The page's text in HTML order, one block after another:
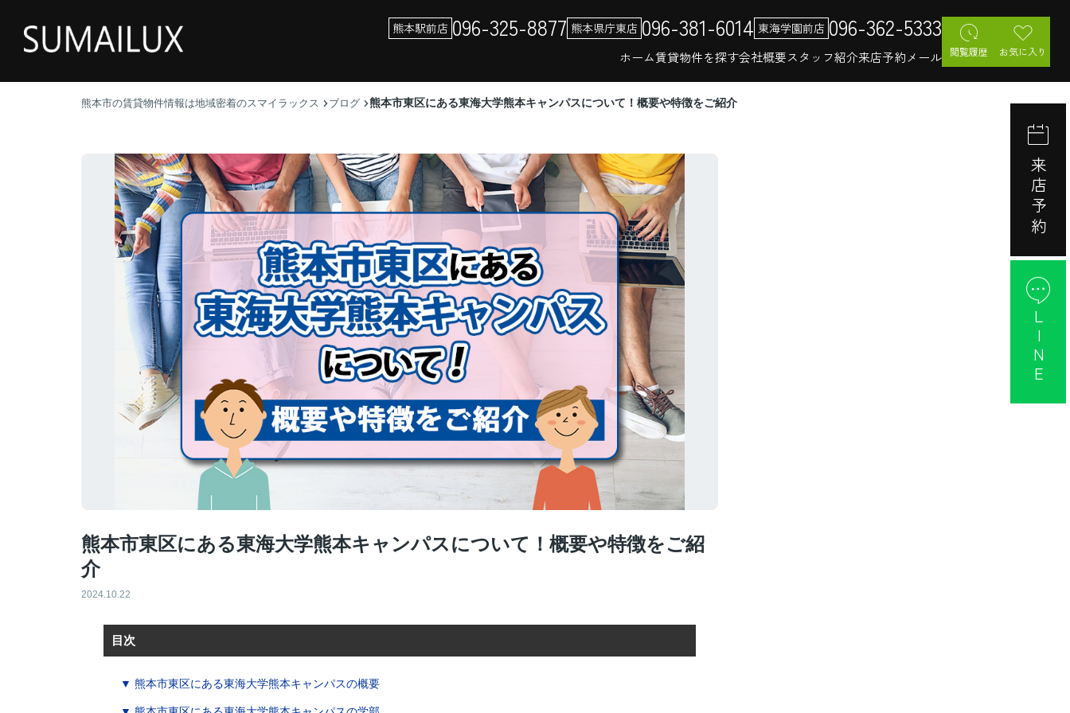
熊本駅前店 096-325-8877 熊本県庁東店 096-381-6014 東海学園前店 096-362-5333
ホーム賃貸物件を探す会社概要スタッフ紹介来店予約メール 閲覧履歴 お気に入り
熊本市の賃貸物件情報は地域密着のスマイラックス ブログ 熊本市東区にある東海大学熊本キャンパスについて！概要や特徴をご紹介
熊本市東区にある東海大学熊本キャンパスについて！概要や特徴をご紹
介
2024.10.22
目次
▼ 熊本市東区にある東海大学熊本キャンパスの概要
来店予約
LINE